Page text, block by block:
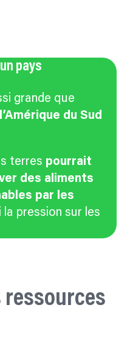
pays
grande que
du Sud
terres pourrait
des aliments
par les
la pression sur les
ressources